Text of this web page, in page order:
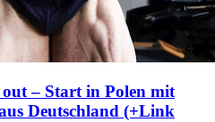
– Start in Polen mit
Deutschland (+Link